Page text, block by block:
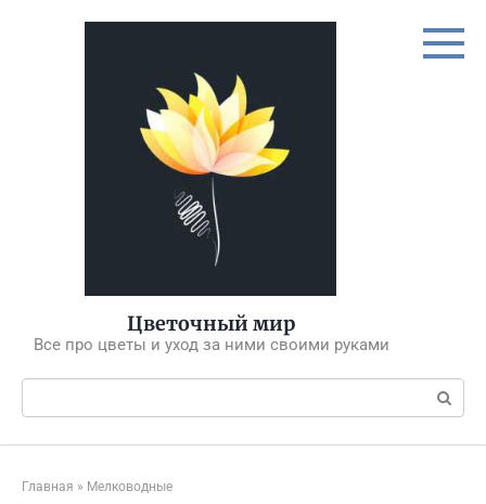
Цветочный мир
Все про цветы и уход за ними своими руками
Поиск:
Главная » Мелководные